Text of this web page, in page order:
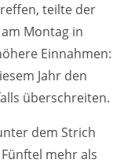
teilte der
Montag in
Einnahmen:
Jahr den
überschreiten.
dem Strich
mehr als